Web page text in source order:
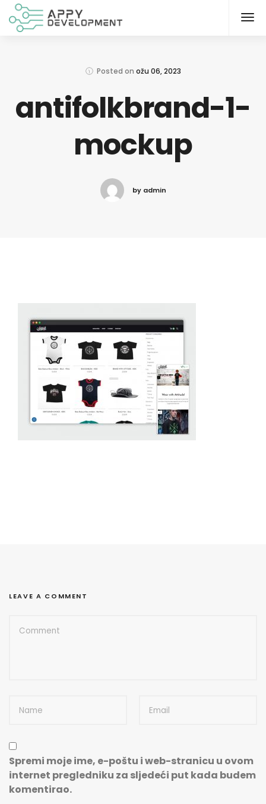
Posted on ožu 06, 2023
antifolkbrand-1-
mockup
by admin
LEAVE A COMMENT
Spremi moje ime, e-poštu i web-stranicu u ovom
internet pregledniku za sljedeći put kada budem
komentirao.